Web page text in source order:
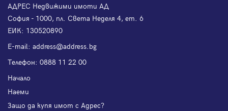
АДРЕС Недвижими имоти АД
София - 1000, пл. Света Неделя 4, ет. 6
ЕИК: 130520890
Е-mail: address@address.bg
Телефон: 0888 11 22 00
Начало
Наеми
Защо да купя имот с Адрес?